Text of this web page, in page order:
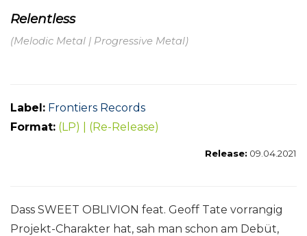
Relentless
(Melodic Metal | Progressive Metal)
Label: Frontiers Records
Format: (LP) | (Re-Release)
Release: 09.04.2021
Dass SWEET OBLIVION feat. Geoff Tate vorrangig
Projekt-Charakter hat, sah man schon am Debüt,